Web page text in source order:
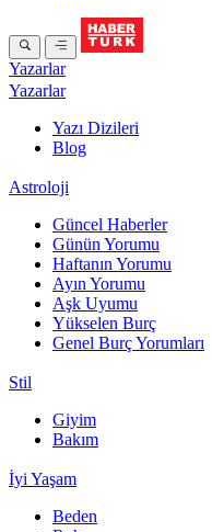
Yazarlar
Yazarlar
Yazı Dizileri
Blog
Astroloji
Güncel Haberler
Günün Yorumu
Haftanın Yorumu
Ayın Yorumu
Aşk Uyumu
Yükselen Burç
Genel Burç Yorumları
Stil
Giyim
Bakım
İyi Yaşam
Beden